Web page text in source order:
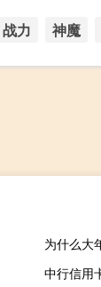
战力 神魔
为什么大